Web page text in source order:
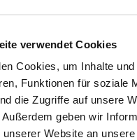
verwendet Cookies
Cookies, um Inhalte
Funktionen für soziale
die Zugriffe auf unsere
geben wir
unserer Website an
Zubehör
Coocazoo
Liter